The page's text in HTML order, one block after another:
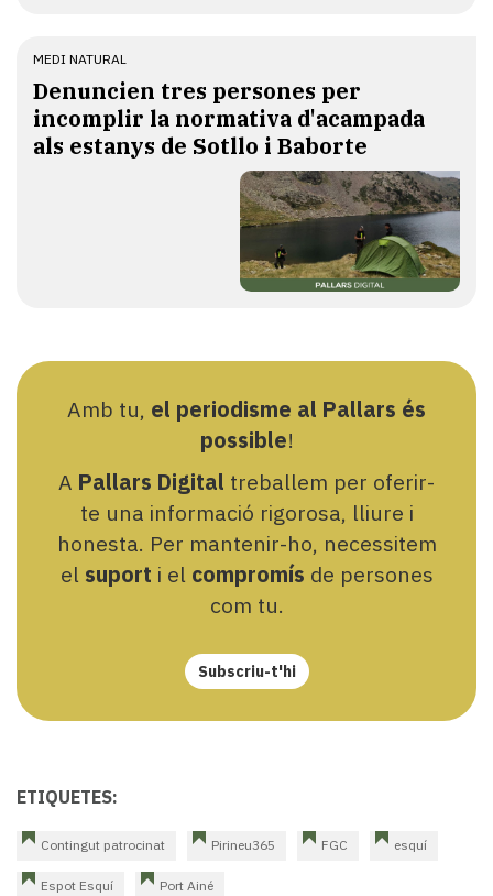
MEDI NATURAL
Denuncien tres persones per
incomplir la normativa d'acampada
als estanys de Sotllo i Baborte
Amb tu, el periodisme al Pallars és
possible!
A Pallars Digital treballem per oferir-
te una informació rigorosa, lliure i
honesta. Per mantenir-ho, necessitem
el suport i el compromís de persones
com tu.
Subscriu-t'hi
ETIQUETES:
Contingut patrocinat Pirineu365 FGC esquí
Espot Esquí Port Ainé